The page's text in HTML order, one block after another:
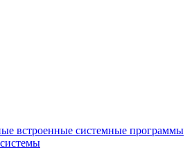
встроенные системные программы